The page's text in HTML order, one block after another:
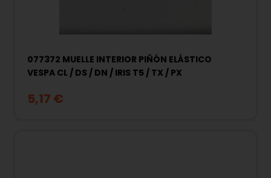
077372 MUELLE INTERIOR PIÑÓN ELÁSTICO
VESPA CL / DS / DN / IRIS T5 / TX / PX
5,17 €